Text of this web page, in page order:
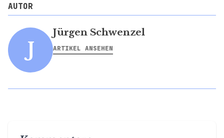
AUTOR
J
Jürgen Schwenzel
ARTIKEL ANSEHEN